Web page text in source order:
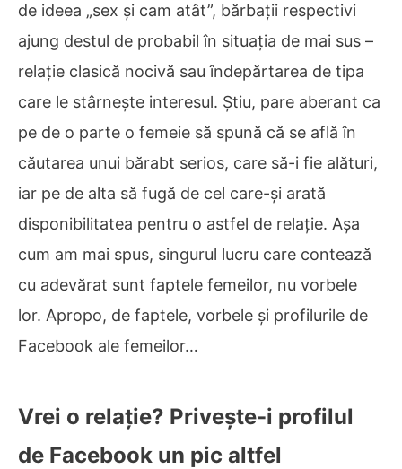
de ideea „sex și cam atât”, bărbații respectivi
ajung destul de probabil în situația de mai sus –
relație clasică nocivă sau îndepărtarea de tipa
care le stârnește interesul. Știu, pare aberant ca
pe de o parte o femeie să spună că se află în
căutarea unui bărabt serios, care să-i fie alături,
iar pe de alta să fugă de cel care-și arată
disponibilitatea pentru o astfel de relație. Așa
cum am mai spus, singurul lucru care contează
cu adevărat sunt faptele femeilor, nu vorbele
lor. Apropo, de faptele, vorbele și profilurile de
Facebook ale femeilor…
Vrei o relație? Privește-i profilul
de Facebook un pic altfel